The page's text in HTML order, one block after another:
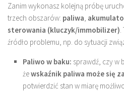
Zanim wykonasz kolejną próbę
trzech obszarów: paliwa
sterowania (kluczyk/immobilizer)
źródło problemu, np. do sytuacji
Paliwo w baku: sprawdź, czy w
żewskaźnik paliwa może się
potwierdzić stan w miarę